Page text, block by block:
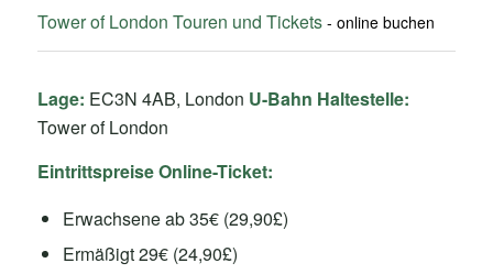
Tower of London Touren und Tickets
Lage: EC3N 4AB, London U-Bahn Haltestelle:
Tower of London
Eintrittspreise Online-Ticket:
Erwachsene ab 35€ (29,90£)
Ermäßigt 29€ (24,90£)